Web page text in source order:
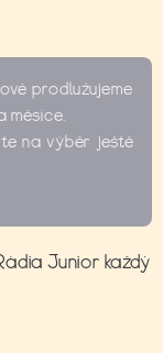
prodlužujeme
měsíce.
na výběr ještě
Junior každý